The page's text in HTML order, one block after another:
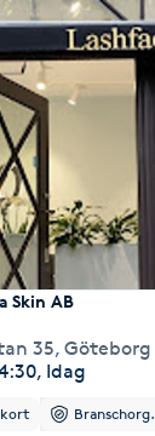
Skin AB
35, Göteborg
Idag
Branschorg.